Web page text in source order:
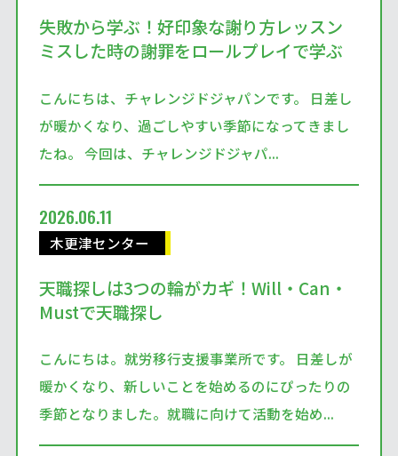
失敗から学ぶ！好印象な謝り方レッスン
ミスした時の謝罪をロールプレイで学ぶ
こんにちは、チャレンジドジャパンです。 日差し
が暖かくなり、過ごしやすい季節になってきまし
たね。 今回は、チャレンジドジャパ...
2026.06.11
木更津センター
天職探しは3つの輪がカギ！Will・Can・
Mustで天職探し
こんにちは。就労移行支援事業所です。 日差しが
暖かくなり、新しいことを始めるのにぴったりの
季節となりました。就職に向けて活動を始め...